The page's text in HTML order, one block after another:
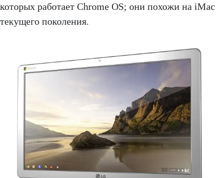
которых работает Chrome OS; они похожи на iMac
текущего поколения.